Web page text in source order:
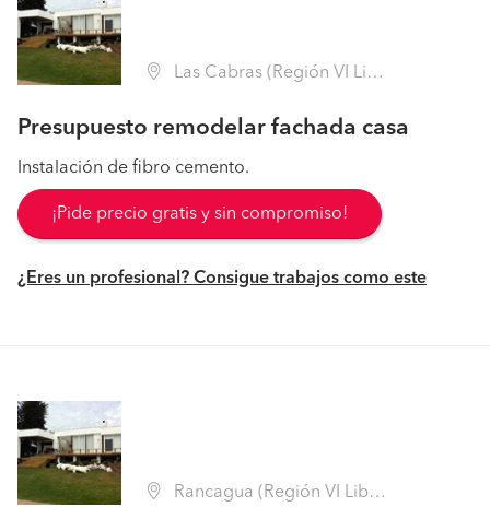
Las Cabras (Región VI Libertador B. O'Higgins - Cachapoal)
Presupuesto remodelar fachada casa
Instalación de fibro cemento.
¡Pide precio gratis y sin compromiso!
¿Eres un profesional? Consigue trabajos como este
Rancagua (Región VI Libertador B. O'Higgins - Cachapoal)